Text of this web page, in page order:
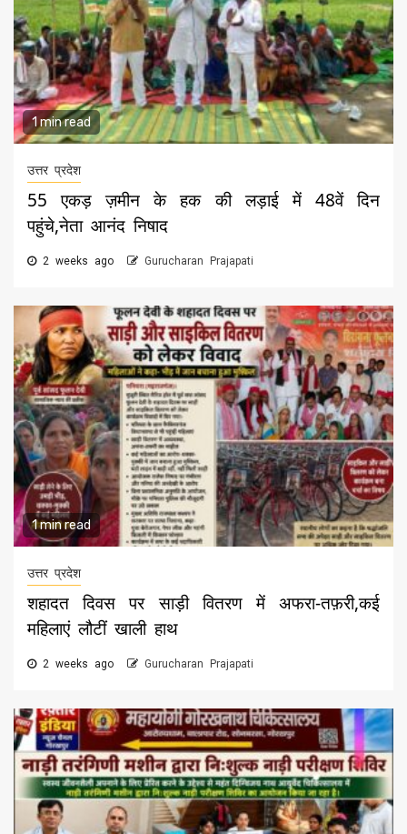
1 min read
उत्तर प्रदेश
55 एकड़ ज़मीन के हक की लड़ाई में 48वें दिन
पहुंचे,नेता आनंद निषाद
2 weeks ago Gurucharan Prajapati
1 min read
उत्तर प्रदेश
शहादत दिवस पर साड़ी वितरण में अफरा-तफ़री,कई
महिलाएं लौटीं खाली हाथ
2 weeks ago Gurucharan Prajapati